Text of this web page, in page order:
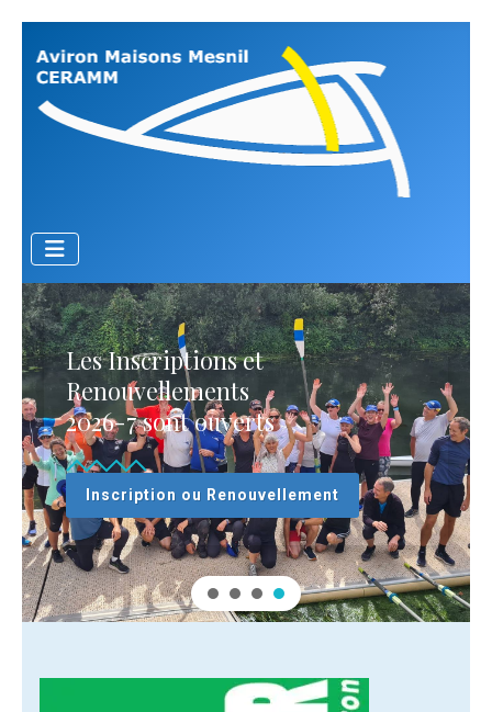
Les Inscriptions et
Renouvellements
2026-7 sont ouverts
Inscription ou Renouvellement